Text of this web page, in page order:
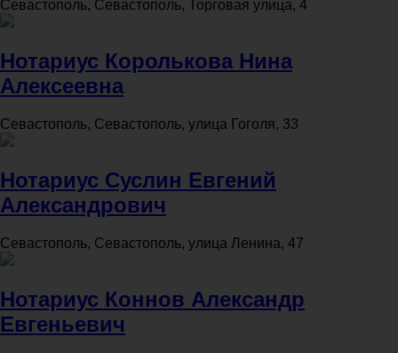
Севастополь, Севастополь, Торговая улица, 4
Нотариус Королькова Нина
Алексеевна
Севастополь, Севастополь, улица Гоголя, 33
Нотариус Суслин Евгений
Александрович
Севастополь, Севастополь, улица Ленина, 47
Нотариус Коннов Александр
Евгеньевич